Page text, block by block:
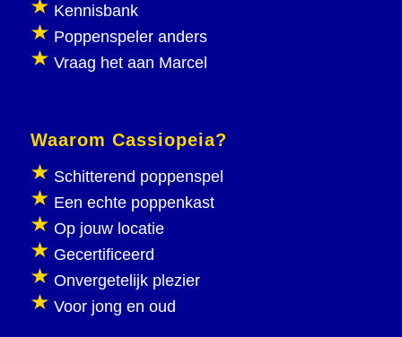
Kennisbank
Poppenspeler anders
Vraag het aan Marcel
Waarom Cassiopeia?
Schitterend poppenspel
Een echte poppenkast
Op jouw locatie
Gecertificeerd
Onvergetelijk plezier
Voor jong en oud